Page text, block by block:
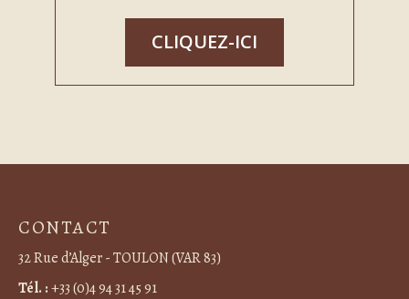
CLIQUEZ-ICI
CONTACT
32 Rue d’Alger - TOULON (VAR 83)
Tél. :+33 (0)4 94 31 45 91